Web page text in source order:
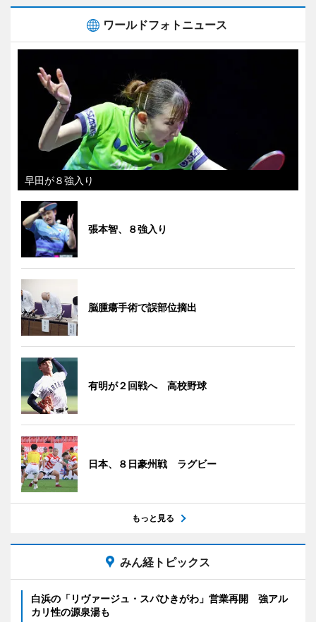
ワールドフォトニュース
早田が８強入り
張本智、８強入り
脳腫瘍手術で誤部位摘出
有明が２回戦へ 高校野球
日本、８日豪州戦 ラグビー
もっと見る
みん経トピックス
白浜の「リヴァージュ・スパひきがわ」営業再開 強アル
カリ性の源泉湯も